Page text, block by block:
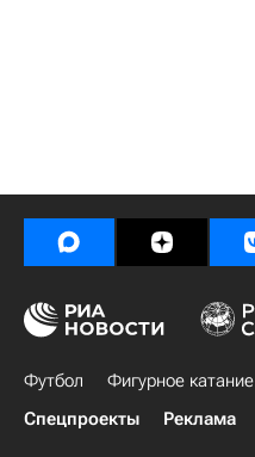
Футбол Фигурное катание
Спецпроекты
Реклама